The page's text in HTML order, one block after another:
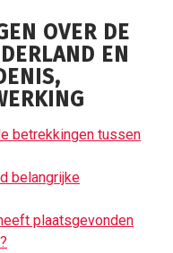
OVER DE
EN
betrekkingen tussen
belangrijke
plaatsgevonden